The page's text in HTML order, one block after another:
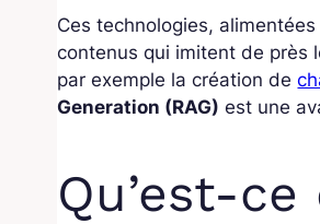
Ces technologies,
contenus qui imitent de près
par exemple la création de
Generation (RAG) est une
Qu’est-